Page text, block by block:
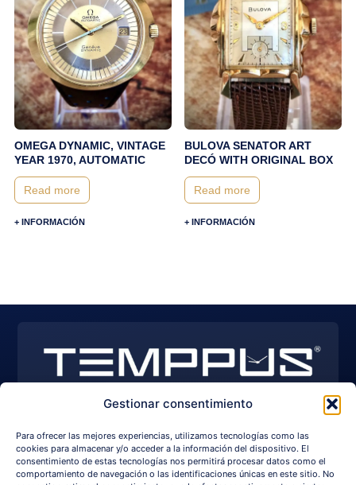
Gestionar consentimiento
Para ofrecer las mejores experiencias, utilizamos tecnologías como las
cookies para almacenar y/o acceder a la información del dispositivo. El
consentimiento de estas tecnologías nos permitirá procesar datos como el
comportamiento de navegación o las identificaciones únicas en este sitio. No
OMEGA DYNAMIC, VINTAGE
YEAR 1970, AUTOMATIC
Read more
+ INFORMACIÓN
BULOVA SENATOR ART
DECÓ WITH ORIGINAL BOX
Read more
+ INFORMACIÓN
EXPLORE WATCHES
n
s
t
a
o
u
t
u
a
c
e
b
+34 650 209 750 info@temppus.com